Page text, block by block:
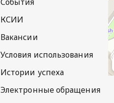
КСИИ
Вакансии
Условия использования
Истории успеха
Электронные обращения